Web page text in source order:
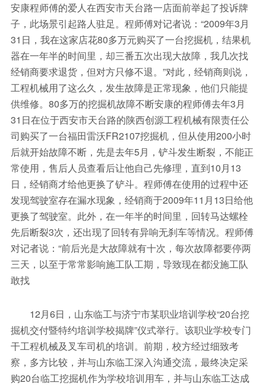
安康程师傅的爱人在西安市天台路一店面前举起了投诉牌
子，此场景引起路人驻足。程师傅对记者说：“2009年3月
31日，我在这家店花80多万元购买了一台挖掘机，结果机
器在一年半的时间里，却三番五次出现大故障，我几次找
经销商要求退货，但对方只修不退。”对此，经销商则说，
工程机械用了这么久，发生故障是正常现象，他们只能提
供维修。80多万的挖掘机故障不断安康的程师傅去年3月
31日在位于西安市天台路的陕西创源工程机械有限责任公
司购买了一台福田雷沃FR2107挖掘机，但从使用200小时
后就开始故障不断，先是去年5月，铲斗发生断裂，不能正
常使用，售后人员查看后让他自己先修理，直到10月13
日，经销商才给他更换了铲斗。程师傅在使用的过程中还
发现驾驶室存在漏水现象，经销商于2009年11月13日给他
更换了驾驶室。此外，在一年半的时间里，回转马达螺栓
先后断裂3次，还出现了回转有异响无刹车等情况。程师傅
对记者说：“前后光是大故障就有十次，每次故障都要停两
三天，以至于常常影响施工队工期，导致现在都没施工队
敢找
12月6日，山东临工与济宁市某职业培训学校“20台挖
掘机交付暨特约培训学校揭牌”仪式举行。该职业学校专门
干工程机械及叉车司机的培训。前期，校方经过细致考
察，多方比较，并与山东临工深入沟通交流，最终决定采
购20台临工挖掘机作为学校培训用车，并与山东临工达成